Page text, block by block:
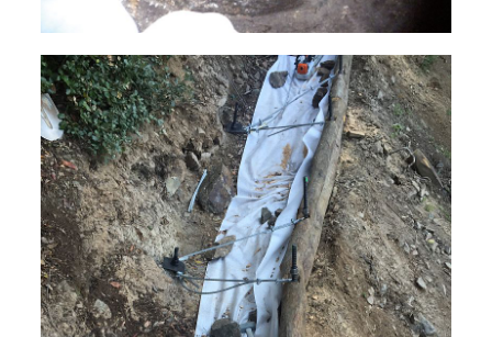
Aménagements de sites naturels